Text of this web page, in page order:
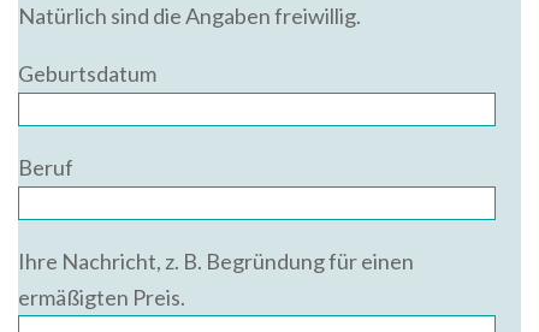
Natürlich sind die Angaben freiwillig.
Geburtsdatum
Beruf
Ihre Nachricht, z. B. Begründung für einen
ermäßigten Preis.